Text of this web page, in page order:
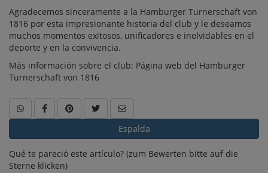
Agradecemos sinceramente a la Hamburger Turnerschaft von
1816 por esta impresionante historia del club y le deseamos
muchos momentos exitosos, unificadores e inolvidables en el
deporte y en la convivencia.
Más información sobre el club: Página web del Hamburger
Turnerschaft von 1816
Espalda
Qué te pareció este artículo? (zum Bewerten bitte auf die
Sterne klicken)